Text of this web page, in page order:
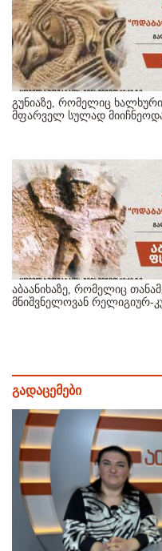
გუნიაზე, რომელიც
მფარველ სულად
აბაანიხაზე, რომელიც
მნიშვნელოვან რელიგიურ-
გადაცემები